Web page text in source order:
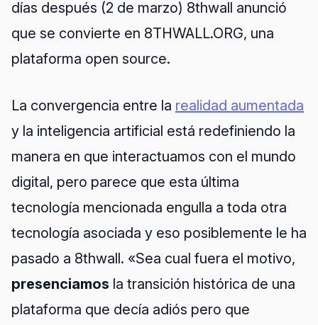
días después (2 de marzo) 8thwall anunció
que se convierte en 8THWALL.ORG, una
plataforma open source.
La convergencia entre la realidad aumentada
y la inteligencia artificial está redefiniendo la
manera en que interactuamos con el mundo
digital, pero parece que esta última
tecnología mencionada engulla a toda otra
tecnología asociada y eso posiblemente le ha
pasado a 8thwall. «Sea cual fuera el motivo,
presenciamos la transición histórica de una
plataforma que decía adiós pero que